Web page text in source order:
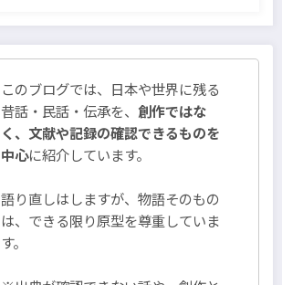
このブログでは、日本や世界に残る
昔話・民話・伝承を、 創作ではな
く、文献や記録の確認できるものを
中心に紹介しています。
語り直しはしますが、物語そのもの
は、できる限り原型を尊重していま
す。